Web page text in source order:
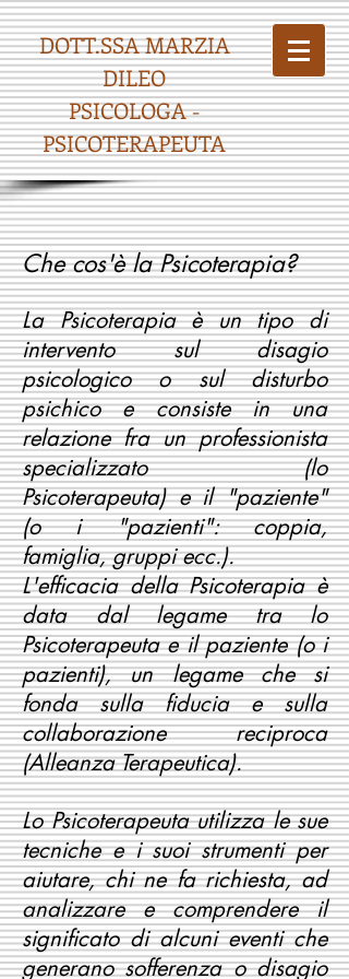
DOTT.SSA MARZIA
DILEO
PSICOLOGA -
PSICOTERAPEUTA
Che cos'è la Psicoterapia?
La Psicoterapia è un tipo di
intervento sul disagio
psicologico o sul disturbo
psichico e consiste in una
relazione fra un professionista
specializzato (lo
Psicoterapeuta) e il "paziente"
(o i "pazienti": coppia,
famiglia, gruppi ecc.).
L'efficacia della Psicoterapia è
data dal legame tra lo
Psicoterapeuta e il paziente (o i
pazienti), un legame che si
fonda sulla fiducia e sulla
collaborazione reciproca
(Alleanza Terapeutica).
Lo Psicoterapeuta utilizza le sue
tecniche e i suoi strumenti per
aiutare, chi ne fa richiesta, ad
analizzare e comprendere il
significato di alcuni eventi che
generano sofferenza o disagio